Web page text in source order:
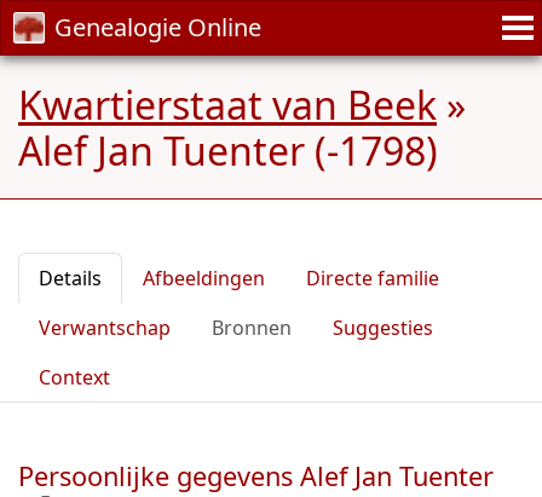
Genealogie Online
Kwartierstaat van Beek »
Alef Jan Tuenter (-1798)
Details Afbeeldingen
Directe familie
Verwantschap
Bronnen
Suggesties
Context
Persoonlijke gegevens Alef Jan Tuenter